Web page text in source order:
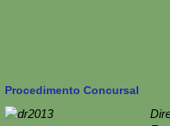
Procedimento Concursal